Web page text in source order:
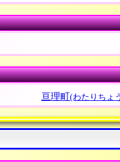
亘理町(わたりちょ